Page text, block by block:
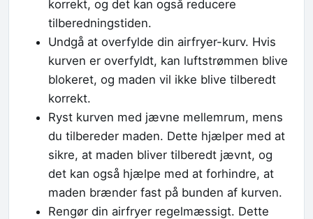
korrekt, og det kan også reducere
tilberedningstiden.
Undgå at overfylde din airfryer-kurv. Hvis
kurven er overfyldt, kan luftstrømmen blive
blokeret, og maden vil ikke blive tilberedt
korrekt.
Ryst kurven med jævne mellemrum, mens
du tilbereder maden. Dette hjælper med at
sikre, at maden bliver tilberedt jævnt, og
det kan også hjælpe med at forhindre, at
maden brænder fast på bunden af kurven.
Rengør din airfryer regelmæssigt. Dette